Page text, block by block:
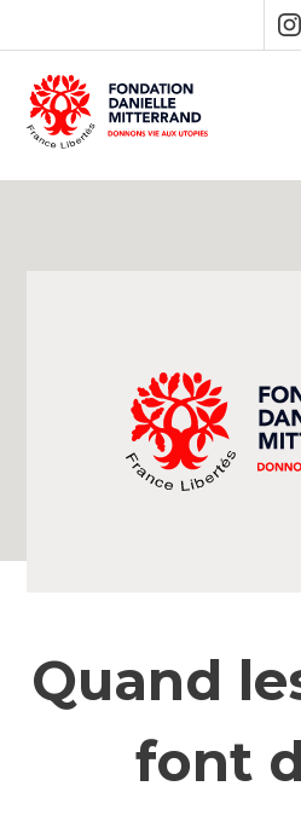
MAIN
CONTENT
Quand
font